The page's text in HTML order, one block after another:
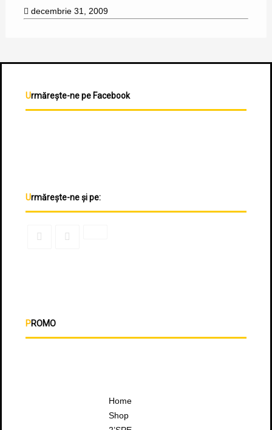
decembrie 31, 2009
Urmărește-ne pe Facebook
Urmărește-ne și pe:
PROMO
Home
Shop